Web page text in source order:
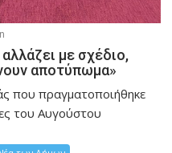
με σχέδιο,
αποτύπωμα»
που πραγματοποιήθηκε
του Αυγούστου